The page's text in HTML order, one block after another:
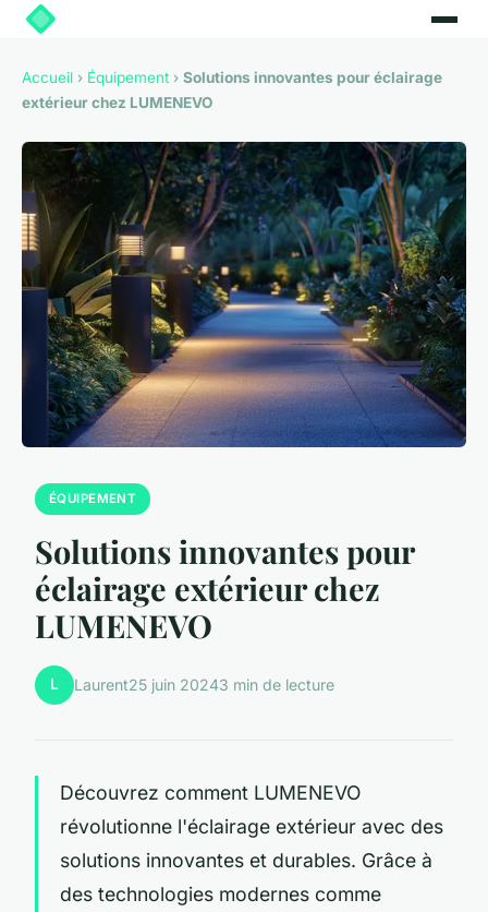
Accueil › Équipement › Solutions innovantes pour éclairage
extérieur chez LUMENEVO
ÉQUIPEMENT
Solutions innovantes pour
éclairage extérieur chez
LUMENEVO
L Laurent25 juin 20243 min de lecture
Découvrez comment LUMENEVO
révolutionne l'éclairage extérieur avec des
solutions innovantes et durables. Grâce à
des technologies modernes comme